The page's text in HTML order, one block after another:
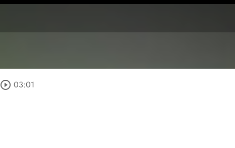
play_circle_outline 03:01